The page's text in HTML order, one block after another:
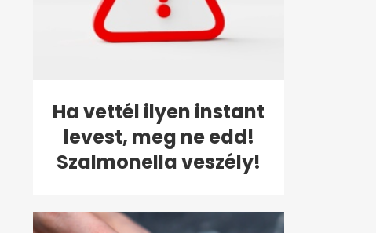
Ha vettél ilyen instant
levest, meg ne edd!
Szalmonella veszély!